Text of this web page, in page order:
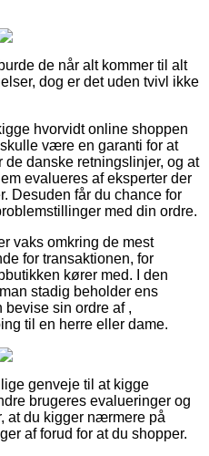
de når alt kommer til alt
dog er det uden tvivl ikke
hvorvidt online shoppen
være en garanti for at
de danske retningslinjer, og at
evalueres af eksperter der
Desuden får du chance for
med din ordre.
vaks omkring de mest
for transaktionen, for
kører med. I den
stadig beholder ens
bevise sin ordre af ,
til en herre eller dame.
genveje til at kigge
brugeres evalueringer og
at du kigger nærmere på
af forud for at du shopper.